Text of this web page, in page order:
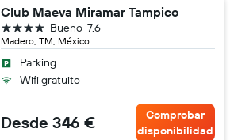
Club Maeva Miramar Tampico
Madero, TM, México
7.6
Bueno
4 estrellas
Parking
Wifi gratuito
Desde 346 €
Comprobar
disponibilidad